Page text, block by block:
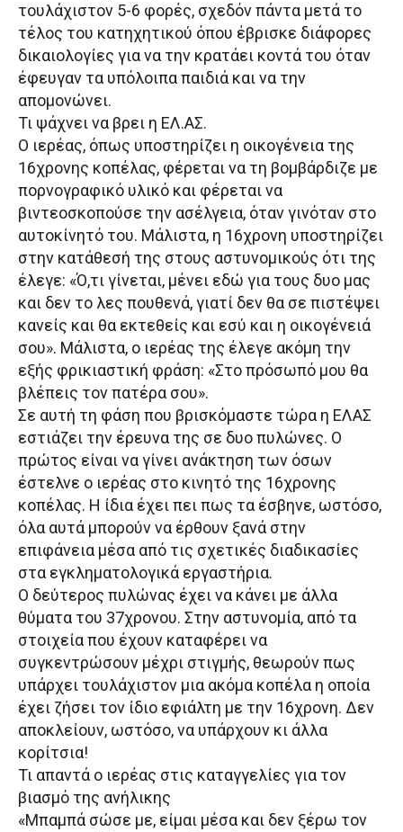
τουλάχιστον 5-6 φορές, σχεδόν πάντα μετά το
τέλος του κατηχητικού όπου έβρισκε διάφορες
δικαιολογίες για να την κρατάει κοντά του όταν
έφευγαν τα υπόλοιπα παιδιά και να την
απομονώνει.
Τι ψάχνει να βρει η ΕΛ.ΑΣ.
Ο ιερέας, όπως υποστηρίζει η οικογένεια της
16χρονης κοπέλας, φέρεται να τη βομβάρδιζε με
πορνογραφικό υλικό και φέρεται να
βιντεοσκοπούσε την ασέλγεια, όταν γινόταν στο
αυτοκίνητό του. Μάλιστα, η 16χρονη υποστηρίζει
στην κατάθεσή της στους αστυνομικούς ότι της
έλεγε: «Ό,τι γίνεται, μένει εδώ για τους δυο μας
και δεν το λες πουθενά, γιατί δεν θα σε πιστέψει
κανείς και θα εκτεθείς και εσύ και η οικογένειά
σου». Μάλιστα, ο ιερέας της έλεγε ακόμη την
εξής φρικιαστική φράση: «Στο πρόσωπό μου θα
βλέπεις τον πατέρα σου».
Σε αυτή τη φάση που βρισκόμαστε τώρα η ΕΛΑΣ
εστιάζει την έρευνα της σε δυο πυλώνες. Ο
πρώτος είναι να γίνει ανάκτηση των όσων
έστελνε ο ιερέας στο κινητό της 16χρονης
κοπέλας. Η ίδια έχει πει πως τα έσβηνε, ωστόσο,
όλα αυτά μπορούν να έρθουν ξανά στην
επιφάνεια μέσα από τις σχετικές διαδικασίες
στα εγκληματολογικά εργαστήρια.
Ο δεύτερος πυλώνας έχει να κάνει με άλλα
θύματα του 37χρονου. Στην αστυνομία, από τα
στοιχεία που έχουν καταφέρει να
συγκεντρώσουν μέχρι στιγμής, θεωρούν πως
υπάρχει τουλάχιστον μια ακόμα κοπέλα η οποία
έχει ζήσει τον ίδιο εφιάλτη με την 16χρονη. Δεν
αποκλείουν, ωστόσο, να υπάρχουν κι άλλα
κορίτσια!
Τι απαντά ο ιερέας στις καταγγελίες για τον
βιασμό της ανήλικης
«Μπαμπά σώσε με, είμαι μέσα και δεν ξέρω τον